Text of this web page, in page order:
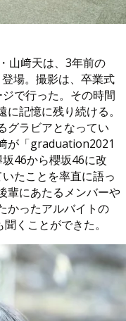
山﨑天は、3年前の
場。撮影は、卒業式
で行った。その時間
記憶に残り続ける。
グラビアとなってい
が「graduation2021
46から櫻坂46に改
たことを率直に語っ
輩にあたるメンバーや
かったアルバイトの
くことができた。